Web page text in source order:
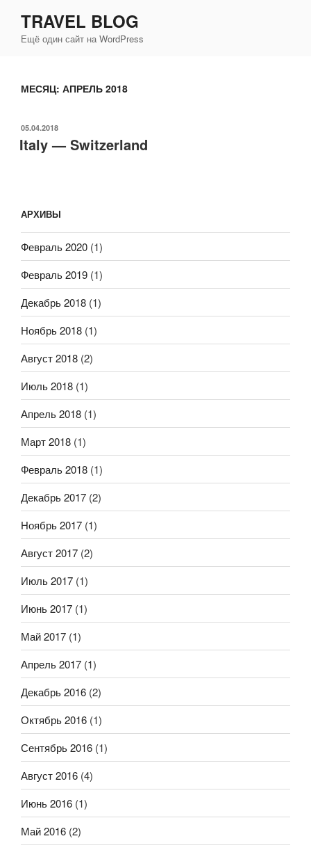
содержимому
TRAVEL BLOG
Ещё один сайт на WordPress
МЕСЯЦ: АПРЕЛЬ 2018
ОПУБЛИКОВАНО
05.04.2018
Italy — Switzerland
АРХИВЫ
Февраль 2020 (1)
Февраль 2019 (1)
Декабрь 2018 (1)
Ноябрь 2018 (1)
Август 2018 (2)
Июль 2018 (1)
Апрель 2018 (1)
Март 2018 (1)
Февраль 2018 (1)
Декабрь 2017 (2)
Ноябрь 2017 (1)
Август 2017 (2)
Июль 2017 (1)
Июнь 2017 (1)
Май 2017 (1)
Апрель 2017 (1)
Декабрь 2016 (2)
Октябрь 2016 (1)
Сентябрь 2016 (1)
Август 2016 (4)
Июнь 2016 (1)
Май 2016 (2)